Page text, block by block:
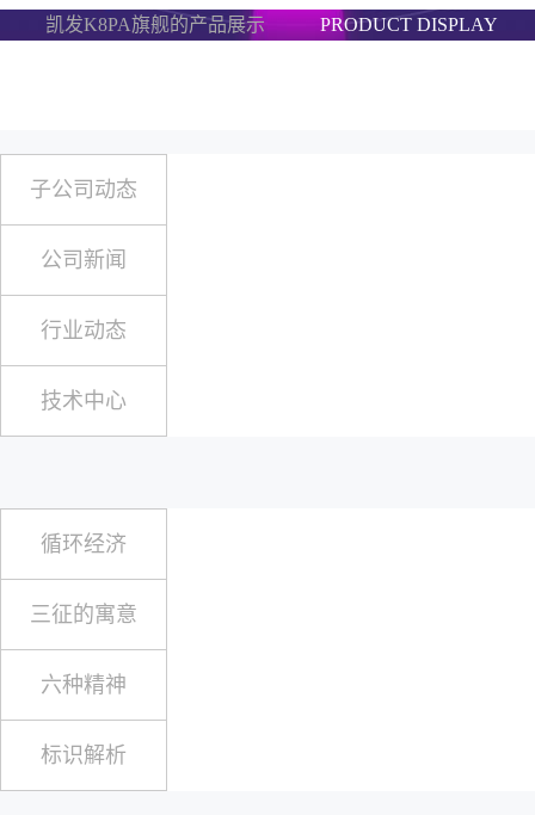
凯发K8PA旗舰的产品展示 PRODUCT DISPLAY
子公司动态
公司新闻
行业动态
技术中心
循环经济
三征的寓意
六种精神
标识解析